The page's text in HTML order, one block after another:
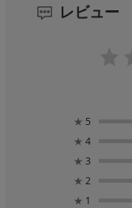
レビュー
★ 5
★ 4
★ 3
★ 2
★ 1